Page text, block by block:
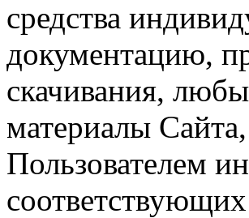
средства
документацию,
скачивания,
материалы
Пользователем